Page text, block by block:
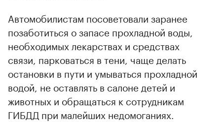
Автомобилистам посоветовали заранее
позаботиться о запасе прохладной воды,
необходимых лекарствах и средствах
связи, парковаться в тени, чаще делать
остановки в пути и умываться прохладной
водой, не оставлять в салоне детей и
животных и обращаться к сотрудникам
ГИБДД при малейших недомоганиях.